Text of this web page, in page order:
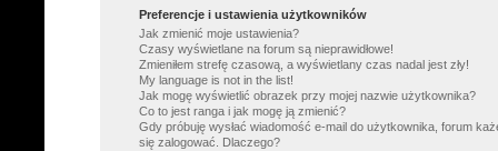
Preferencje i ustawienia użytkowników
Jak zmienić moje ustawienia?
Czasy wyświetlane na forum są nieprawidłowe!
Zmieniłem strefę czasową, a wyświetlany czas nadal jest zły!
My language is not in the list!
Jak mogę wyświetlić obrazek przy mojej nazwie użytkownika?
Co to jest ranga i jak mogę ją zmienić?
Gdy próbuję wysłać wiadomość e-mail do użytkownika, forum
się zalogować. Dlaczego?